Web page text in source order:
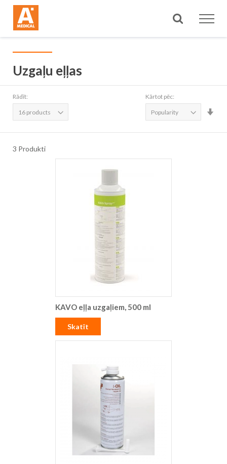
Meklēt
Uzgaļu eļļas
Rādīt: Kārtot pēc:
3 Produkti
KAVO eļļa uzgaļiem, 500 ml
Skatīt